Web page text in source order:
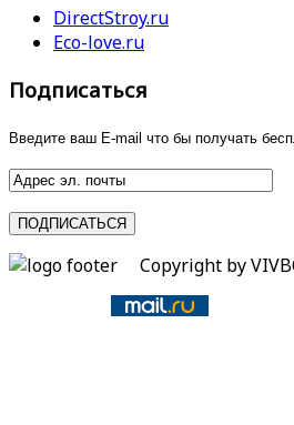
DirectStroy.ru
Eco-love.ru
Подписаться
Введите ваш E-mail что бы получать
Copyright by